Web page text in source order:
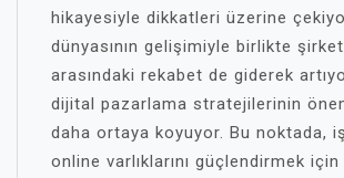
hikayesiyle dikkatleri üzerine
dünyasının gelişimiyle birlikte
arasındaki rekabet de giderek
dijital pazarlama stratejilerinin
daha ortaya koyuyor. Bu noktada,
online varlıklarını güçlendirmek için